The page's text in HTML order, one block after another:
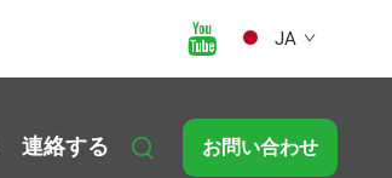
JA
連絡する お問い合わせ